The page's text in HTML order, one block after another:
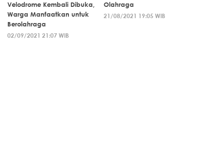
Velodrome Kembali Dibuka,
Warga Manfaatkan untuk
Berolahraga
02/09/2021 21:07 WIB
Olahraga
21/08/2021 19:05 WIB